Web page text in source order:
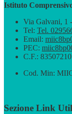
Istituto
Via Galvani, 1
Tel: Tel.
Email:
PEC:
C.F.:
Cod. Min:
Sezione Link